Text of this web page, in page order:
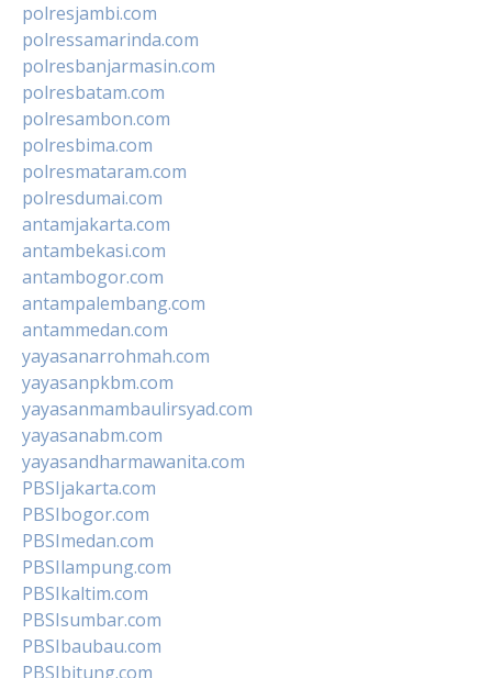
polresjambi.com
polressamarinda.com
polresbanjarmasin.com
polresbatam.com
polresambon.com
polresbima.com
polresmataram.com
polresdumai.com
antamjakarta.com
antambekasi.com
antambogor.com
antampalembang.com
antammedan.com
yayasanarrohmah.com
yayasanpkbm.com
yayasanmambaulirsyad.com
yayasanabm.com
yayasandharmawanita.com
PBSIjakarta.com
PBSIbogor.com
PBSImedan.com
PBSIlampung.com
PBSIkaltim.com
PBSIsumbar.com
PBSIbaubau.com
PBSIbitung.com